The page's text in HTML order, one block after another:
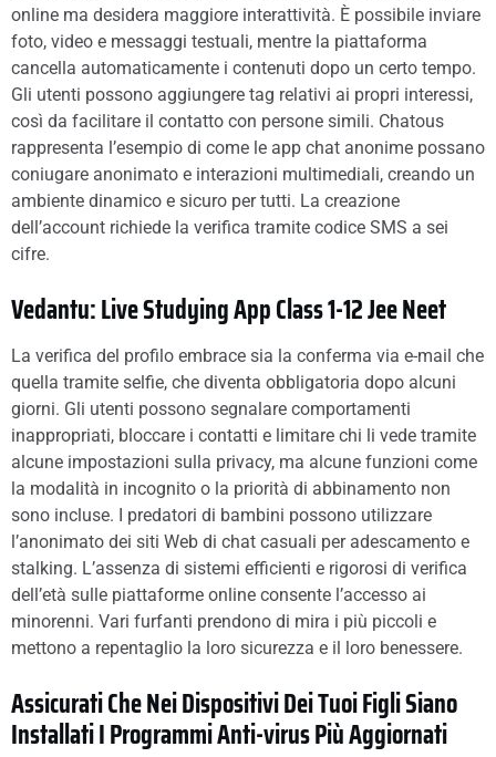
online ma desidera maggiore interattività. È possibile inviare
foto, video e messaggi testuali, mentre la piattaforma
cancella automaticamente i contenuti dopo un certo tempo.
Gli utenti possono aggiungere tag relativi ai propri interessi,
così da facilitare il contatto con persone simili. Chatous
rappresenta l’esempio di come le app chat anonime possano
coniugare anonimato e interazioni multimediali, creando un
ambiente dinamico e sicuro per tutti. La creazione
dell’account richiede la verifica tramite codice SMS a sei
cifre.
Vedantu: Live Studying App Class 1-12 Jee Neet
La verifica del profilo embrace sia la conferma via e-mail che
quella tramite selfie, che diventa obbligatoria dopo alcuni
giorni. Gli utenti possono segnalare comportamenti
inappropriati, bloccare i contatti e limitare chi li vede tramite
alcune impostazioni sulla privacy, ma alcune funzioni come
la modalità in incognito o la priorità di abbinamento non
sono incluse. I predatori di bambini possono utilizzare
l’anonimato dei siti Web di chat casuali per adescamento e
stalking. L’assenza di sistemi efficienti e rigorosi di verifica
dell’età sulle piattaforme online consente l’accesso ai
minorenni. Vari furfanti prendono di mira i più piccoli e
mettono a repentaglio la loro sicurezza e il loro benessere.
Assicurati Che Nei Dispositivi Dei Tuoi Figli Siano
Installati I Programmi Anti-virus Più Aggiornati